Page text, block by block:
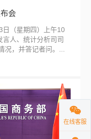
会
日（星期四）上午10
言人、统计分析司司
，并答记者问。...
在线客服